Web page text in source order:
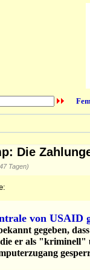
Die
Tagen)
von USAID
gegeben,
die er als